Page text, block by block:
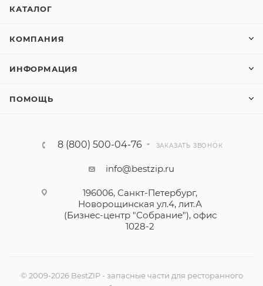
КАТАЛОГ
КОМПАНИЯ
ИНФОРМАЦИЯ
ПОМОЩЬ
8 (800) 500-04-76 ЗАКАЗАТЬ ЗВОНОК
info@bestzip.ru
196006, Санкт-Петербург,
Новорощинская ул.4, лит.А
(Бизнес-центр "Собрание"), офис
1028-2
© 2009-2026 BestZIP - запасные части для ресторанного